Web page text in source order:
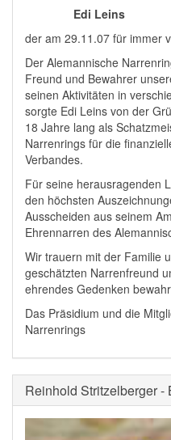
Edi Leins
der am 29.11.07 für immer
Der Alemannische
Freund und Bewahrer
seinen Aktivitäten in
sorgte Edi Leins von der
18 Jahre lang als
Narrenrings für die
Verbandes.
Für seine herausragenden
den höchsten
Ausscheiden aus seinem
Ehrennarren des
Wir trauern mit der Familie
geschätzten Narrenfreund
ehrendes Gedenken
Das Präsidium und die
Narrenrings
Reinhold Stritzelberger -